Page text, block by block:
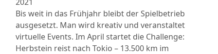
Bis weit in das Frühjahr bleibt der Spielbetrieb
ausgesetzt. Man wird kreativ und veranstaltet
virtuelle Events. Im April startet die Challenge:
Herbstein reist nach Tokio – 13.500 km im